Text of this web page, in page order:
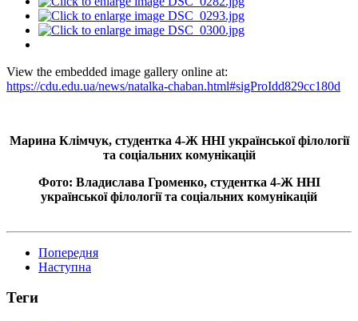
View the embedded image gallery online at:
https://cdu.edu.ua/news/natalka-chaban.html#sigProIdd829cc180d
Марина Клімчук, студентка 4-Ж ННІ української філології
та соціальних комунікацій
Фото: Владислава Громенко, студентка 4-Ж ННІ
української філології та соціальних комунікацій
Попередня
Наступна
Теги